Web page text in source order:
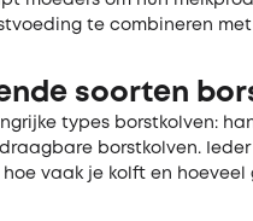
te combineren
soorten
types borstkolven:
borstkolven.
vaak je kolft en hoeveel